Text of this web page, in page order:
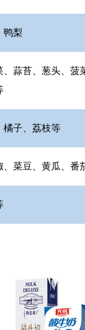
鸭梨
、蒜苔、葱头、菠
橘子、荔枝等
、菜豆、黄瓜、番